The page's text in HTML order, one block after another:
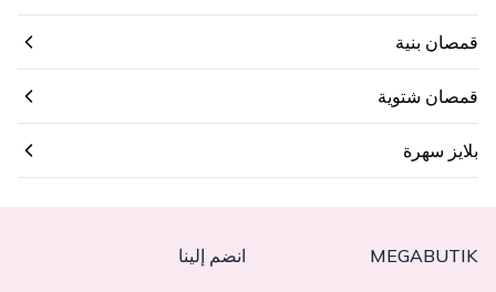
قمصان بنية
قمصان شتوية
بلايز سهرة
MEGABUTIK انضم إلينا